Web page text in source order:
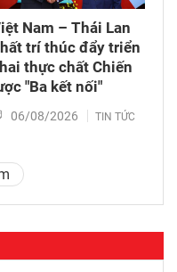
Nam – Thái Lan
trí thúc đẩy triển
thực chất Chiến
"Ba kết nối"
06/08/2026 TIN TỨC